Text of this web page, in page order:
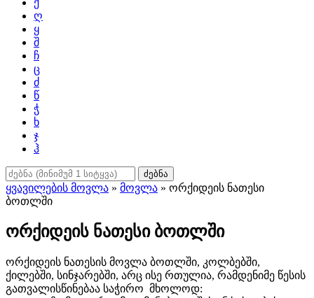
ქ
ღ
ყ
შ
ჩ
ც
ძ
წ
ჭ
ხ
ჯ
ჰ
ძებნა
ყვავილების მოვლა » მოვლა » ორქიდეის ნათესი
ბოთლში
ორქიდეის ნათესი ბოთლში
ორქიდეის ნათესის მოვლა ბოთლში, კოლბებში,
ქილებში, სინჯარებში, არც ისე რთულია, რამდენიმე წესის
გათვალისწინებაა საჭირო მხოლოდ: